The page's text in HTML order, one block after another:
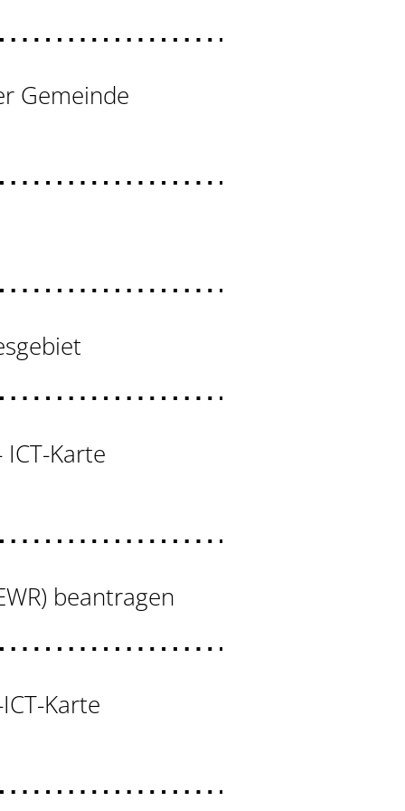
Gemeinde
Karte
beantragen
Karte